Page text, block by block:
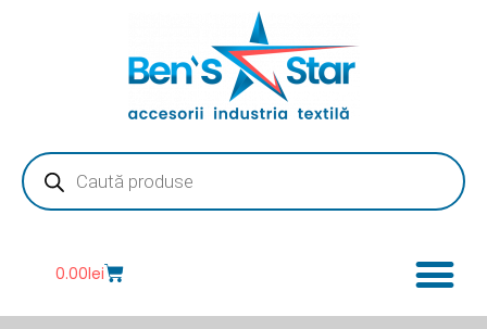
Products
search
0.00leiCart